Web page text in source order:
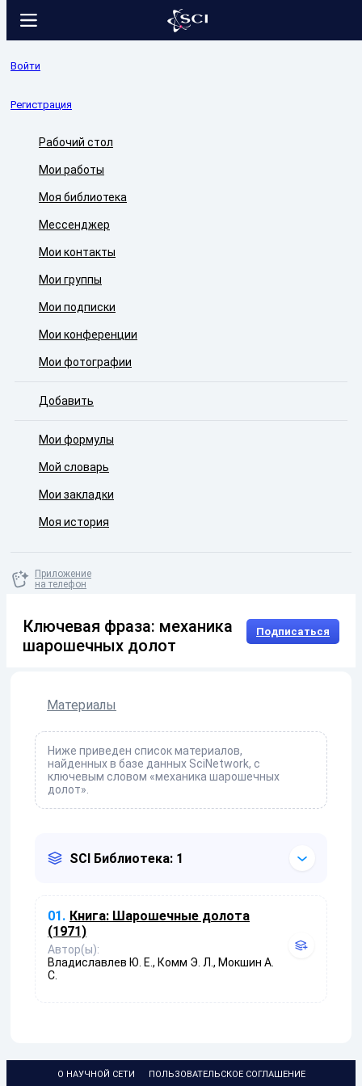
Войти
Регистрация
Рабочий стол
Мои работы
Моя библиотека
Мессенджер
Мои контакты
Мои группы
Мои подписки
Мои конференции
Мои фотографии
Добавить
Мои формулы
Мой словарь
Мои закладки
Моя история
Приложение
на телефон
Ключевая фраза: механика
шарошечных долот
Подписаться
Материалы
Ниже приведен список материалов,
найденных в базе данных SciNetwork, с
ключевым словом «механика шарошечных
долот».
SCI Библиотека: 1
01. Книга: Шарошечные долота
(1971)
Автор(ы):
Владиславлев Ю. Е., Комм Э. Л., Мокшин А.
С.
О НАУЧНОЙ СЕТИ
ПОЛЬЗОВАТЕЛЬСКОЕ СОГЛАШЕНИЕ